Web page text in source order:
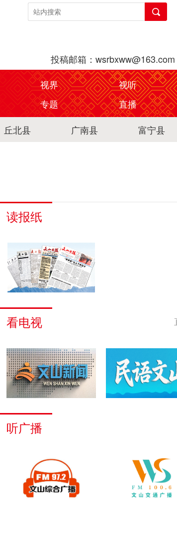
投稿邮箱：wsrbxww@163.com
视界
视听
专题
直播
丘北县 广南县 富宁县
读报纸
看电视
听广播